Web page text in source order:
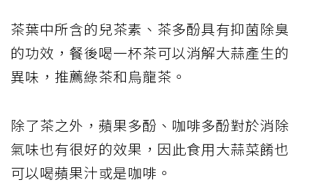
茶葉中所含的兒茶素、茶多酚具有抑菌除臭
的功效，餐後喝一杯茶可以消解大蒜產生的
異味，推薦綠茶和烏龍茶。
除了茶之外，蘋果多酚、咖啡多酚對於消除
氣味也有很好的效果，因此食用大蒜菜餚也
可以喝蘋果汁或是咖啡。